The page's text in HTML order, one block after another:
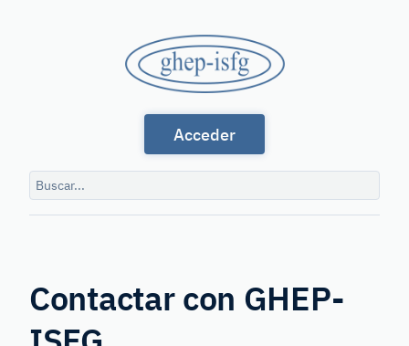
GHEP
-
ISFG
Habla
Española
de
la
Acceder
Consulta
de
búsqueda
Buscar
Contactar con GHEP-